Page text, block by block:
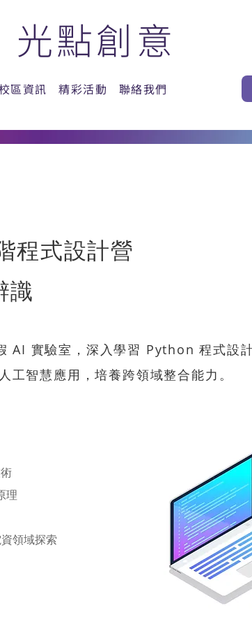
光點創意
區資訊 精彩活動 聯絡我們
程式設計營
識
AI 實驗室，深入學習 Python 程式設
智慧應用，培養跨領域整合能力。
理
領域探索